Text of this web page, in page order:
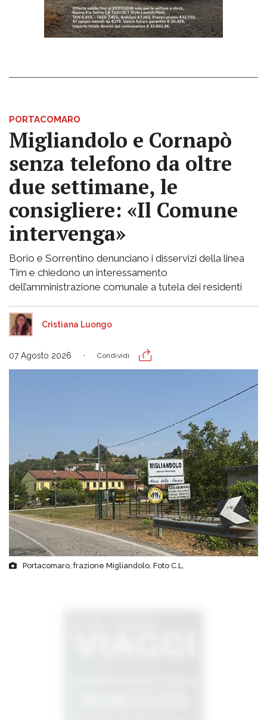
PORTACOMARO
Migliandolo e Cornapò
senza telefono da oltre
due settimane, le
consigliere: «Il Comune
intervenga»
Borio e Sorrentino denunciano i disservizi della linea
Tim e chiedono un interessamento
dell’amministrazione comunale a tutela dei residenti
Cristiana Luongo
07 Agosto 2026 Condividi
Portacomaro, frazione Migliandolo. Foto C.L.